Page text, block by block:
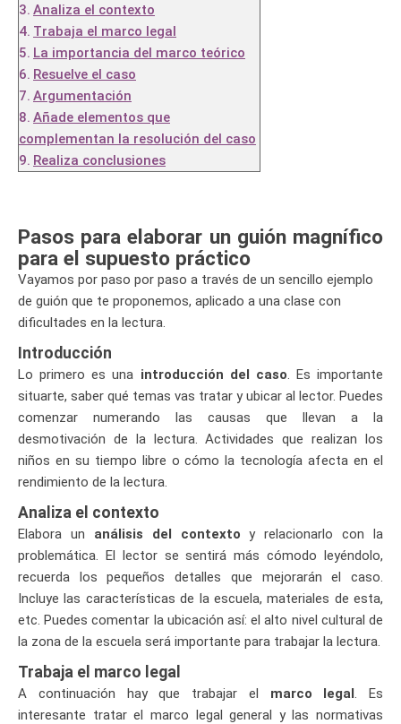
Analiza el contexto
Trabaja el marco legal
La importancia del marco teórico
Resuelve el caso
Argumentación
Añade elementos que
complementan la resolución del caso
Realiza conclusiones
Pasos para elaborar un guión magnífico
para el supuesto práctico
Vayamos por paso por paso a través de un sencillo ejemplo
de guión que te proponemos, aplicado a una clase con
dificultades en la lectura.
Introducción
Lo primero es una introducción del caso. Es importante
situarte, saber qué temas vas tratar y ubicar al lector. Puedes
comenzar numerando las causas que llevan a la
desmotivación de la lectura. Actividades que realizan los
niños en su tiempo libre o cómo la tecnología afecta en el
rendimiento de la lectura.
Analiza el contexto
Elabora un análisis del contexto y relacionarlo con la
problemática. El lector se sentirá más cómodo leyéndolo,
recuerda los pequeños detalles que mejorarán el caso.
Incluye las características de la escuela, materiales de esta,
etc. Puedes comentar la ubicación así: el alto nivel cultural de
la zona de la escuela será importante para trabajar la lectura.
Trabaja el marco legal
A continuación hay que trabajar el marco legal. Es
interesante tratar el marco legal general y las normativas